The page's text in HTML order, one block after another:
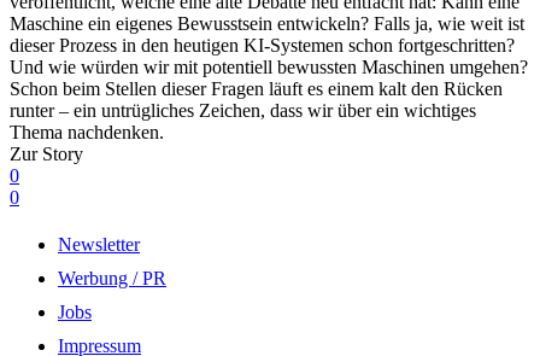
Maschine ein eigenes Bewusstsein entwickeln? Falls ja, wie weit ist
dieser Prozess in den heutigen KI-Systemen schon fortgeschritten?
Und wie würden wir mit potentiell bewussten Maschinen umgehen?
Schon beim Stellen dieser Fragen läuft es einem kalt den Rücken
runter – ein untrügliches Zeichen, dass wir über ein wichtiges
Thema nachdenken.
Zur Story
0
0
Newsletter
Werbung / PR
Jobs
Impressum